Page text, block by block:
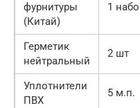
фурнитуры
(Китай)
1
Герметик
нейтральный
2 шт
Уплотнители
ПВХ
5 м.п.